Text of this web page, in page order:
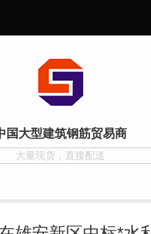
国大型建筑钢筋贸易商
大量现货，直接配送